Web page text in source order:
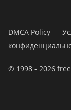
DMCA Policy
© 1998 - 2026